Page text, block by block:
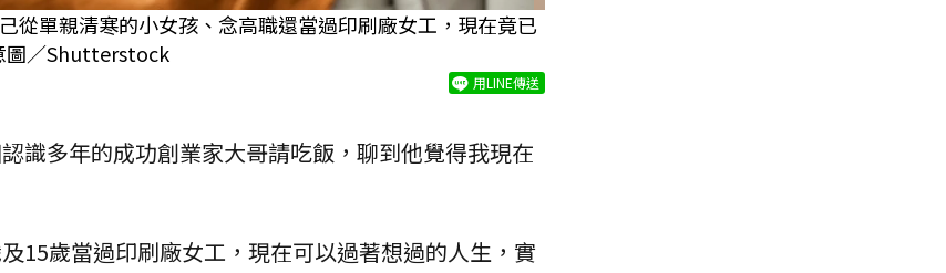
從單親清寒的小女孩、念高職還當過印刷廠女工，現在竟已
圖／Shutterstock
用LINE傳送
識多年的成功創業家大哥請吃飯，聊到他覺得我現在
15歲當過印刷廠女工，現在可以過著想過的人生，實